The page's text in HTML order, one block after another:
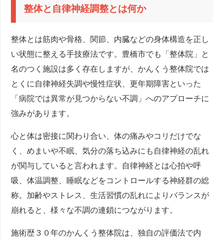
整体と自律神経調整とは何か
整体とは筋肉や骨格、関節、内臓などの身体構造を正し
い状態に整える手技療法です。豊橋市でも「整体院」と
名のつく施設は多く存在しますが、かんくう整体院では
とくに自律神経失調や慢性症状、更年期障害といった
「病院では異常が見つからない不調」へのアプローチに
強みがあります。
心と体は密接に関わり合い、体の痛みやコリだけでな
く、めまいや不眠、気分の落ち込みにも自律神経の乱れ
が関与していると言われます。自律神経とは心拍や呼
吸、体温調整、睡眠などをコントロールする神経群の総
称。加齢やストレス、生活習慣の乱れによりバランスが
崩れると、様々な不調の連鎖につながります。
施術歴３０年のかんくう整体院は、独自の評価法で内